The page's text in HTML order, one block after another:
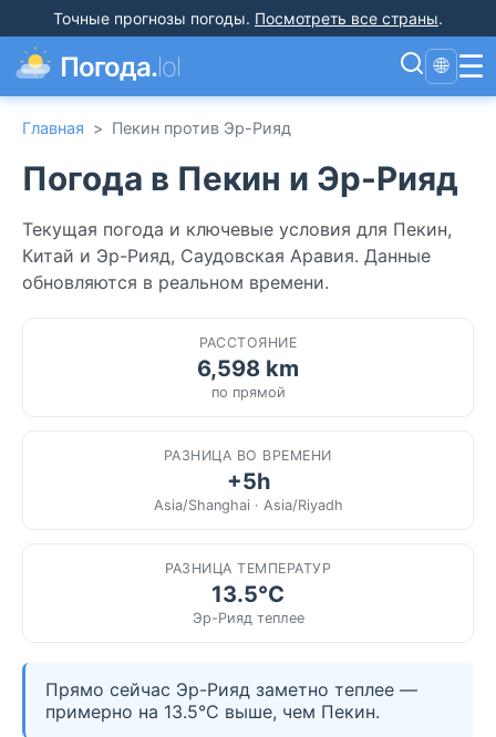
Точные прогнозы погоды. Посмотреть все страны.
Погода.lol 🌐 ☰
Главная > Пекин против Эр-Рияд
Погода в Пекин и Эр-Рияд
Текущая погода и ключевые условия для Пекин,
Китай и Эр-Рияд, Саудовская Аравия. Данные
обновляются в реальном времени.
РАССТОЯНИЕ
6,598 km
по прямой
РАЗНИЦА ВО ВРЕМЕНИ
+5h
Asia/Shanghai · Asia/Riyadh
РАЗНИЦА ТЕМПЕРАТУР
13.5°C
Эр-Рияд теплее
Прямо сейчас Эр-Рияд заметно теплее —
примерно на 13.5°C выше, чем Пекин.